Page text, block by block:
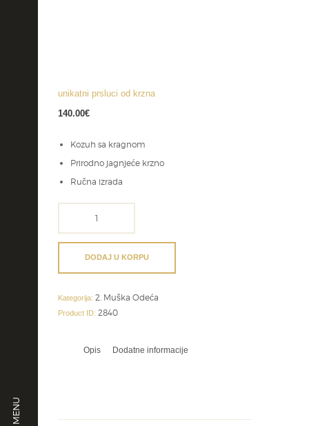
MENU
unikatni prsluci od krzna
140.00€
Kozuh sa kragnom
Prirodno jagnjeće krzno
Ručna izrada
od
DODAJ U KORPU
Kategorija: 2. Muška Odeća
Product ID: 2840
Opis Dodatne informacije